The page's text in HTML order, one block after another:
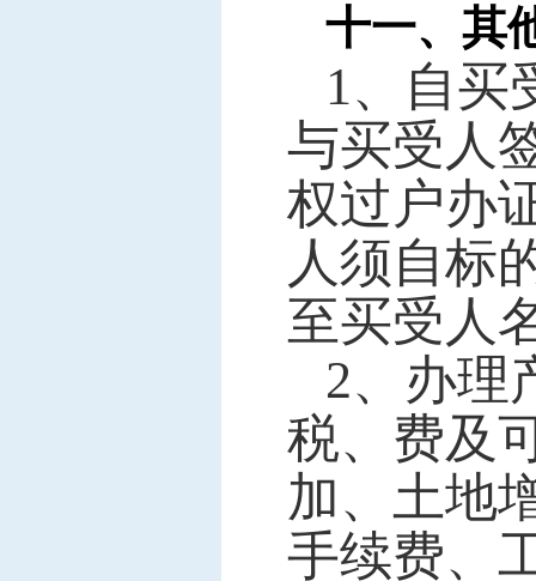
十一、其
1、自买
与买受人
权过户办
人须自标
至买受人
2、办理
税、费及
加、土地
手续费、